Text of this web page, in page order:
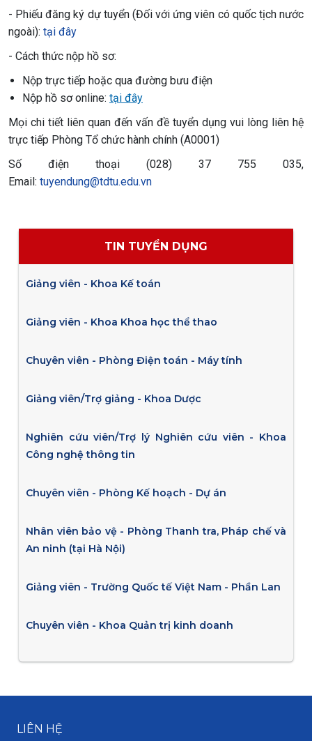
- Phiếu đăng ký dự tuyển (Đối với ứng viên có quốc tịch nước
ngoài): tại đây
- Cách thức nộp hồ sơ:
Nộp trực tiếp hoặc qua đường bưu điện
Nộp hồ sơ online: tại đây
Mọi chi tiết liên quan đến vấn đề tuyển dụng vui lòng liên hệ
trực tiếp Phòng Tổ chức hành chính (A0001)
Số điện thoại (028) 37 755 035,
Email: tuyendung@tdtu.edu.vn
TIN TUYỂN DỤNG
Giảng viên - Khoa Kế toán
Giảng viên - Khoa Khoa học thể thao
Chuyên viên - Phòng Điện toán - Máy tính
Giảng viên/Trợ giảng - Khoa Dược
Nghiên cứu viên/Trợ lý Nghiên cứu viên - Khoa
Công nghệ thông tin
Chuyên viên - Phòng Kế hoạch - Dự án
Nhân viên bảo vệ - Phòng Thanh tra, Pháp chế và
An ninh (tại Hà Nội)
Giảng viên - Trường Quốc tế Việt Nam - Phần Lan
Chuyên viên - Khoa Quản trị kinh doanh
LIÊN HỆ